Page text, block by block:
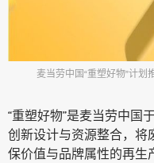
麦当劳中国“重塑好物”计
“重塑好物”是麦当劳中国
创新设计与资源整合，将
保价值与品牌属性的再生